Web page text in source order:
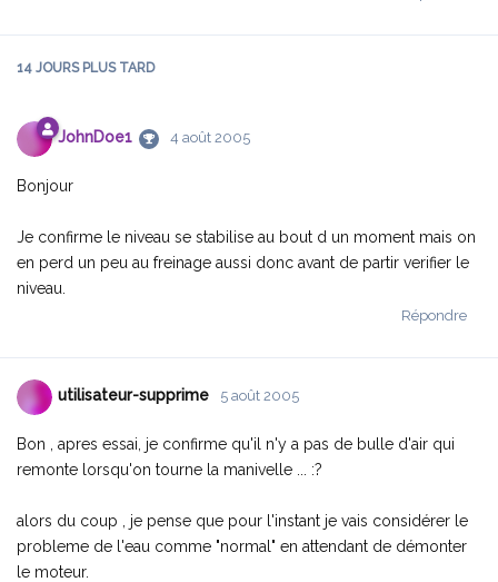
14 JOURSPLUS TARD
JohnDoe1 4 août 2005
Bonjour
Je confirme le niveau se stabilise au bout d un moment mais on
en perd un peu au freinage aussi donc avant de partir verifier le
niveau.
Répondre
utilisateur-supprime 5 août 2005
Bon , apres essai, je confirme qu'il n'y a pas de bulle d'air qui
remonte lorsqu'on tourne la manivelle ... :?
alors du coup , je pense que pour l'instant je vais considérer le
probleme de l'eau comme "normal" en attendant de démonter
le moteur.